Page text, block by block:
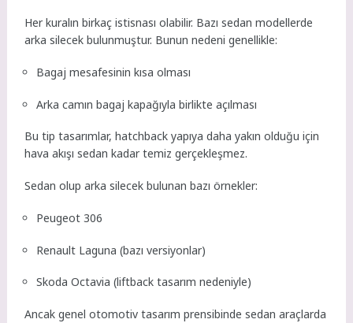
Her kuralın birkaç istisnası olabilir. Bazı sedan modellerde
arka silecek bulunmuştur. Bunun nedeni genellikle:
Bagaj mesafesinin kısa olması
Arka camın bagaj kapağıyla birlikte açılması
Bu tip tasarımlar, hatchback yapıya daha yakın olduğu için
hava akışı sedan kadar temiz gerçekleşmez.
Sedan olup arka silecek bulunan bazı örnekler:
Peugeot 306
Renault Laguna (bazı versiyonlar)
Skoda Octavia (liftback tasarım nedeniyle)
Ancak genel otomotiv tasarım prensibinde sedan araçlarda